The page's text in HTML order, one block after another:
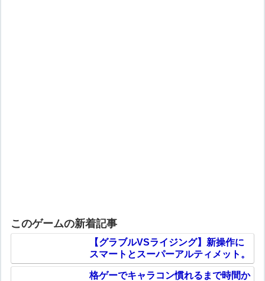
このゲームの新着記事
【グラブルVSライジング】新操作に
スマートとスーパーアルティメット。
格ゲーでキャラコン慣れるまで時間か